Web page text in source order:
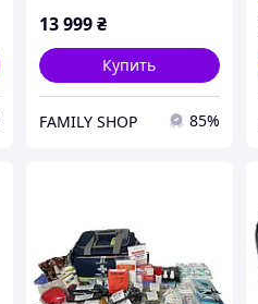
13 999₴
Купить
FAMILY SHOP 85%